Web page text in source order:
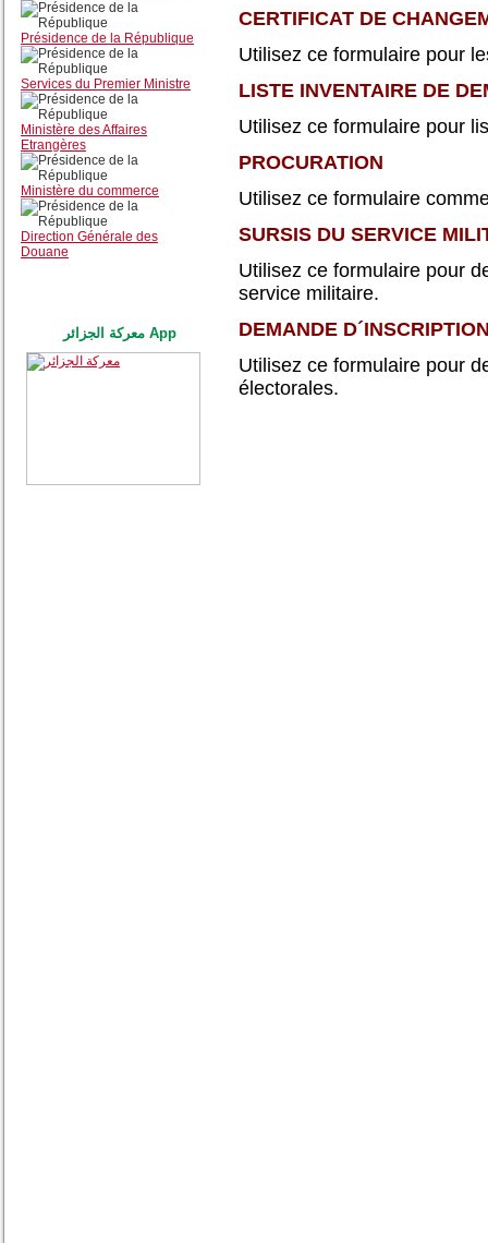
Présidence de la République
Services du Premier Ministre
Ministère des Affaires
Etrangères
Ministère du commerce
Direction Générale des
Douane
معركة الجزائر App
CERTIFICAT DE
Utilisez ce formulaire pour
LISTE INVENTAIRE DE
Utilisez ce formulaire pour
PROCURATION
Utilisez ce formulaire
SURSIS DU SERVICE
Utilisez ce formulaire pour
service militaire.
DEMANDE
Utilisez ce formulaire pour
électorales.